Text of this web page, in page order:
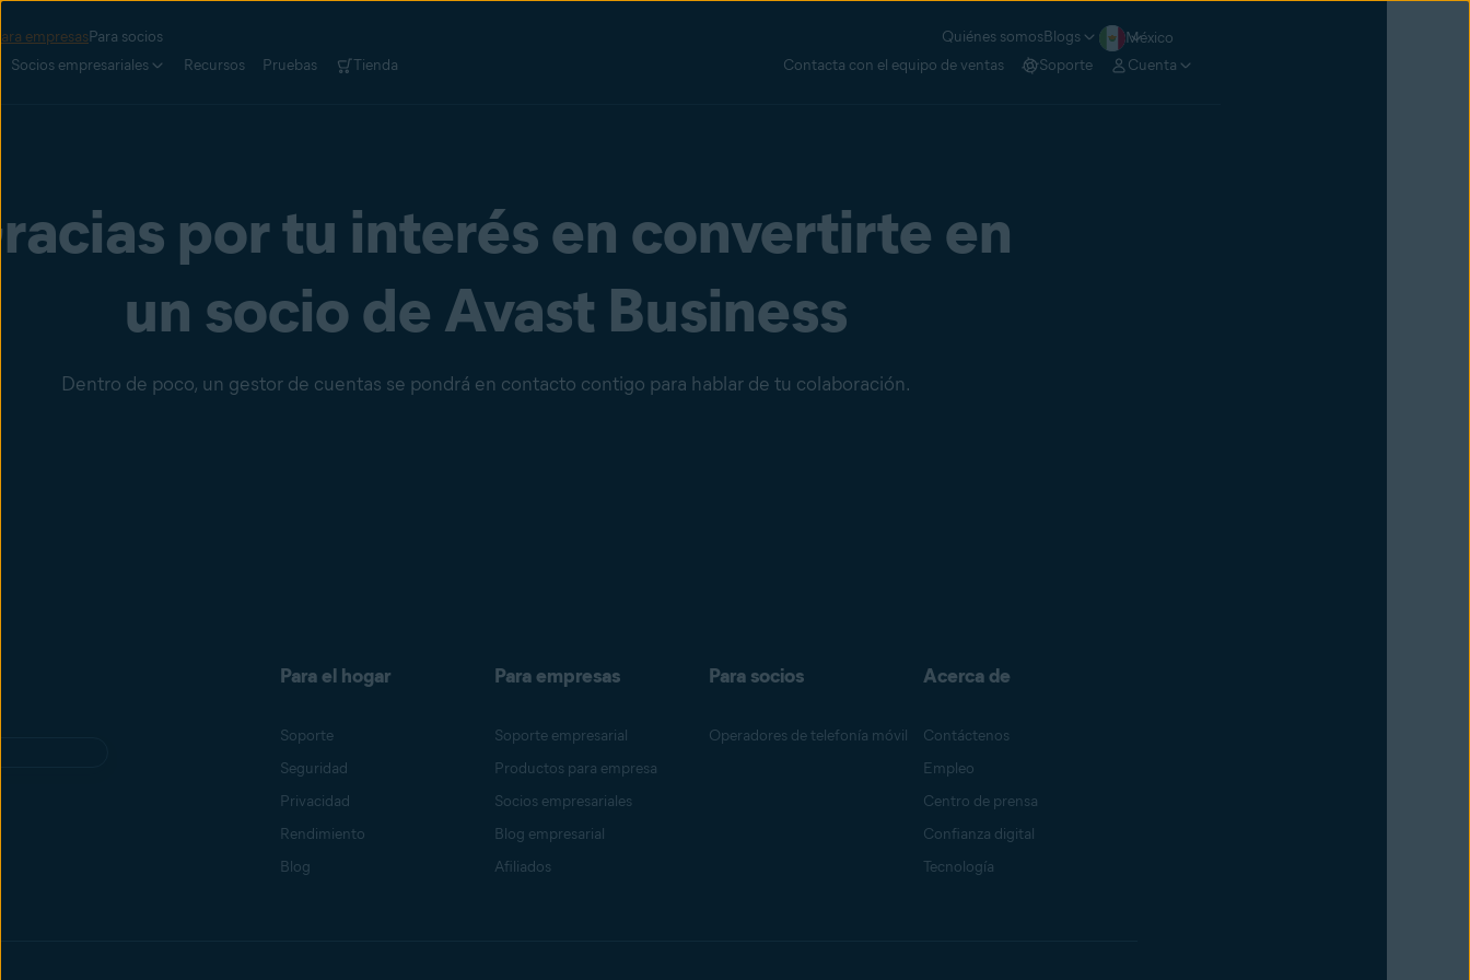
empresasPara socios Quiénes somosBlogs
México
Socios empresariales
Recursos Pruebas Tienda Contacta con el equipo de ventas Soporte Cuenta
por tu interés en convertirte en
un socio de Avast Business
Dentro de poco, un gestor de cuentas se pondrá en contacto contigo para hablar de tu colaboración.
Para el hogar
Soporte
Seguridad
Privacidad
Rendimiento
Blog
Para empresas
Soporte empresarial
Productos para empresa
Socios empresariales
Blog empresarial
Afiliados
Para socios
Operadores de telefonía móvil
Acerca de
Contáctenos
Empleo
Centro de prensa
Confianza digital
Tecnología